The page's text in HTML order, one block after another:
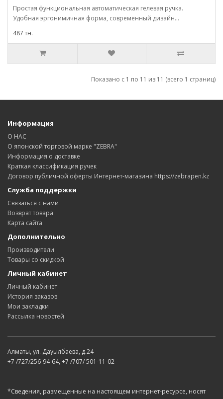
Простая функциональная автоматическая гелевая ручка.
Удобная эргонимичная форма, современный дизайн...
487 тн.
Показано с 1 по 11 из 11 (всего 1 страниц)
Информация
О НАС
О японской торговой марке "ZEBRA"
Информация о доставке
Краткая классификация ручек
Договор публичной оферты Интернет-магазина https://zebrapen.kz
Служба поддержки
Связаться с нами
Возврат товара
Карта сайта
Дополнительно
Производители
Товары со скидкой
Личный кабинет
Личный кабинет
История заказов
Мои закладки
Рассылка новостей
Алматы, ул. Дауылбаева, д.24
+7 /727/256-94-64, +7 /707/ 501-11-02
*Сведения, размещенные на настоящем интернет-ресурсе, носят